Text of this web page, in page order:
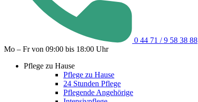
0 44 71 / 9 58 38 88
Mo – Fr von 09:00 bis 18:00 Uhr
Pflege zu Hause
Pflege zu Hause
24 Stunden Pflege
Pflegende Angehörige